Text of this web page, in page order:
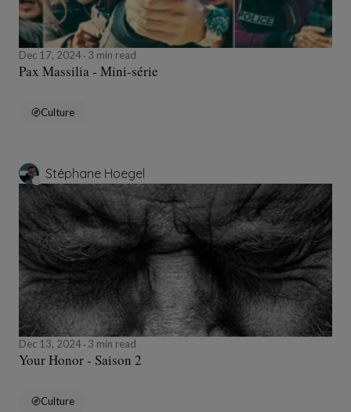
Dec 17, 2024 3 min read
Pax Massilia - Mini-série
Culture
Stéphane Hoegel
Dec 13, 2024 3 min read
Your Honor - Saison 2
Culture